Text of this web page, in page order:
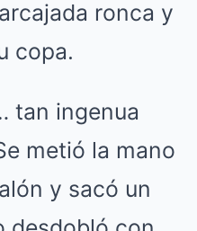
ronca y
copa.
tan ingenua
metió la mano
y sacó un